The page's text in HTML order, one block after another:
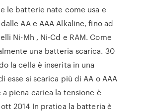
le batterie nate come usa e
AA e AAA Alkaline, fino ad
Ni-Mh , Ni-Cd e RAM. Come
una batteria scarica. 30
la cella è inserita in una
esse si scarica più di AA o AAA
a piena carica la tensione è
2014 In pratica la batteria è